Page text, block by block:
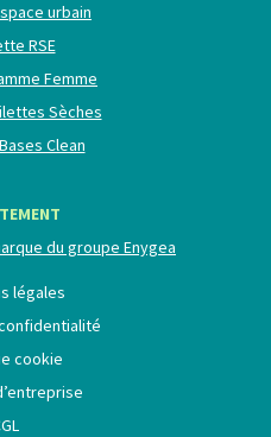
urbain
RSE
Femme
Sèches
Clean
du groupe Enygea
légales
cookie